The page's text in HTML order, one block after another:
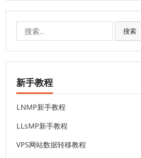
搜索
新手教程
LNMP新手教程
LLsMP新手教程
VPS网站数据转移教程